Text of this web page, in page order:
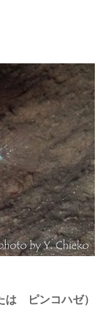
は ピンコハゼ）